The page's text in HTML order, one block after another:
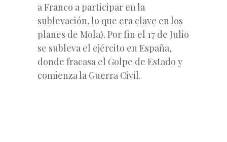
a Franco a participar en la
sublevación, lo que era clave en los
planes de Mola). Por fin el 17 de Julio
se subleva el ejército en España,
donde fracasa el Golpe de Estado y
comienza la Guerra Civil.